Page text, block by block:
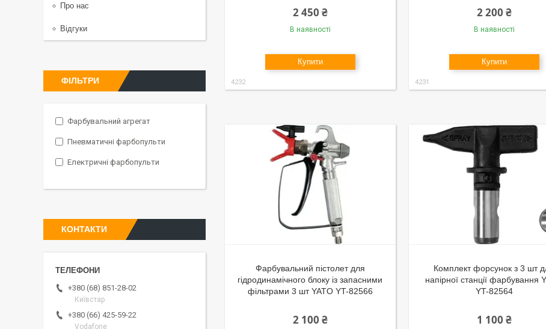
2 450 ₴
В наявності
Купити
4232
2 200 ₴
В наявності
Купити
4231
Фарбувальний пістолет для
гідродинамічного блоку із запасними
фільтрами 3 шт YATO YT-82566
2 100 ₴
Комплект форсунок з 3 шт
напірної станції фарбування
YT-82564
1 100 ₴
Про нас
Відгуки
ФІЛЬТРИ
Фарбувальний агрегат
Пневматичні фарбопульти
Електричні фарбопульти
КОНТАКТИ
+380 (68) 851-28-02
Київстар
+380 (66) 425-59-22
Vodafone